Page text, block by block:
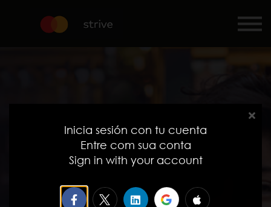
Iniciar sesión
Inicia sesión con tu cuenta
Entre com sua conta
Sign in with your account